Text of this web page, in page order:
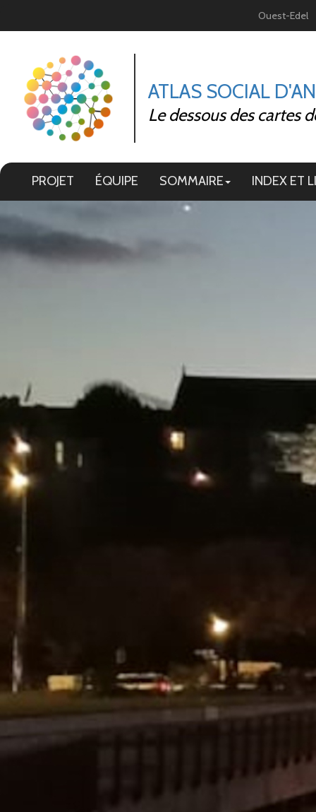
Ouest-Edel
ATLAS SOCIAL
Le dessous des cartes
PROJET ÉQUIPE SOMMAIRE INDEX ET